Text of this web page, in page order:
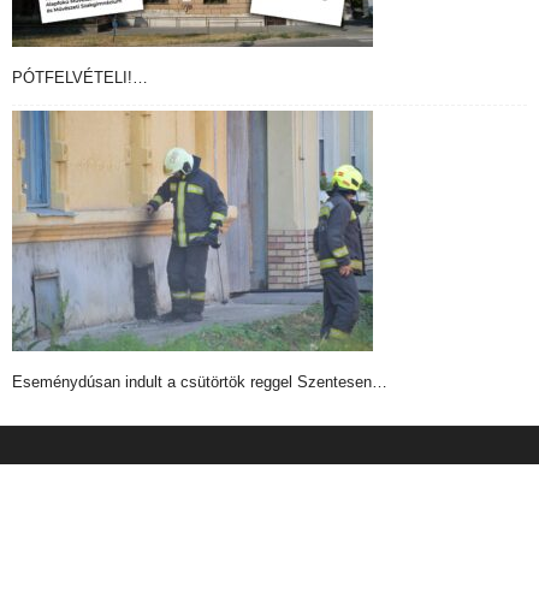
PÓTFELVÉTELI!…
Eseménydúsan indult a csütörtök reggel Szentesen…